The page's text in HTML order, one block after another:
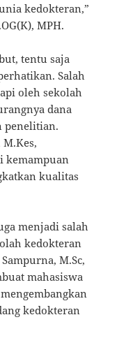
kedokteran,”
MPH.
tentu saja
Salah
oleh sekolah
dana
penelitian.
kemampuan
kualitas
menjadi salah
kedokteran
M.Sc,
mahasiswa
kedokteran